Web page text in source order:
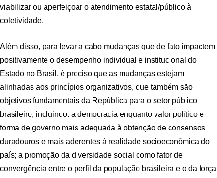
viabilizar ou aperfeiçoar o atendimento estatal/público à
coletividade.
Além disso, para levar a cabo mudanças que de fato impactem
positivamente o desempenho individual e institucional do
Estado no Brasil, é preciso que as mudanças estejam
alinhadas aos princípios organizativos, que também são
objetivos fundamentais da República para o setor público
brasileiro, incluindo: a democracia enquanto valor político e
forma de governo mais adequada à obtenção de consensos
duradouros e mais aderentes à realidade socioeconômica do
país; a promoção da diversidade social como fator de
convergência entre o perfil da população brasileira e o da força